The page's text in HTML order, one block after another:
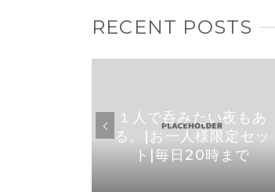
RECENT POSTS
１人で呑みたい夜もあ
る。|お一人様限定セッ
ト|毎日20時まで